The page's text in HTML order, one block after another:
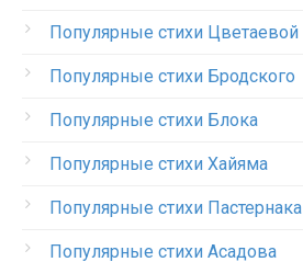
Популярные стихи Цветаевой
Популярные стихи Бродского
Популярные стихи Блока
Популярные стихи Хайяма
Популярные стихи Пастернака
Популярные стихи Асадова